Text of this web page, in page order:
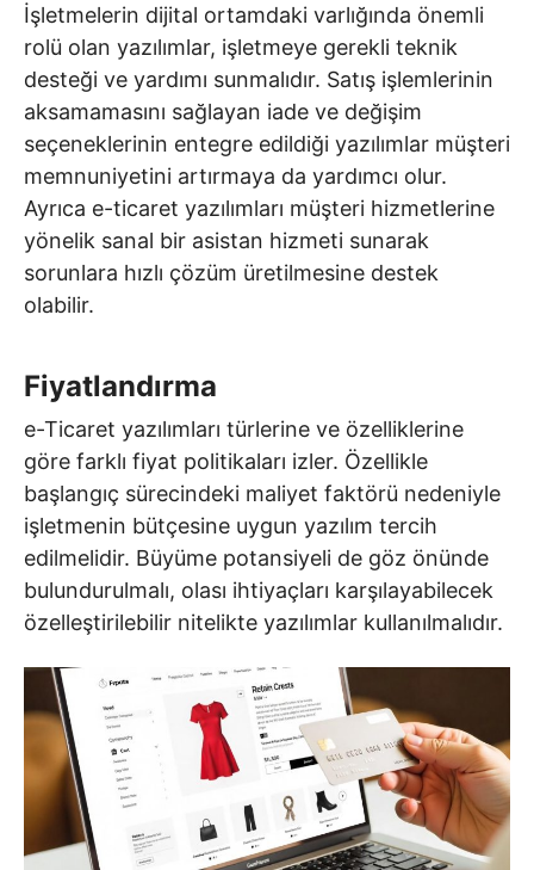
İşletmelerin dijital ortamdaki varlığında önemli
rolü olan yazılımlar, işletmeye gerekli teknik
desteği ve yardımı sunmalıdır. Satış işlemlerinin
aksamamasını sağlayan iade ve değişim
seçeneklerinin entegre edildiği yazılımlar müşteri
memnuniyetini artırmaya da yardımcı olur.
Ayrıca e-ticaret yazılımları müşteri hizmetlerine
yönelik sanal bir asistan hizmeti sunarak
sorunlara hızlı çözüm üretilmesine destek
olabilir.
Fiyatlandırma
e-Ticaret yazılımları türlerine ve özelliklerine
göre farklı fiyat politikaları izler. Özellikle
başlangıç sürecindeki maliyet faktörü nedeniyle
işletmenin bütçesine uygun yazılım tercih
edilmelidir. Büyüme potansiyeli de göz önünde
bulundurulmalı, olası ihtiyaçları karşılayabilecek
özelleştirilebilir nitelikte yazılımlar kullanılmalıdır.